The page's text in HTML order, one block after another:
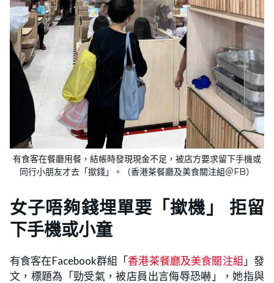
有食客在餐廳用餐，結帳時發現現金不足，被店方要求留下手機或
同行小朋友才去「撳錢」。（香港茶餐廳及美食關注組＠FB）
女子唔夠錢埋單要「撳機」 拒留
下手機或小童
有食客在Facebook群組「香港茶餐廳及美食關注組 」發
文，標題為「勁受氣，被店員出言侮辱恐嚇」，她指與